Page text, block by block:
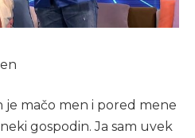
je mačo men i pored mene
gospodin. Ja sam uvek